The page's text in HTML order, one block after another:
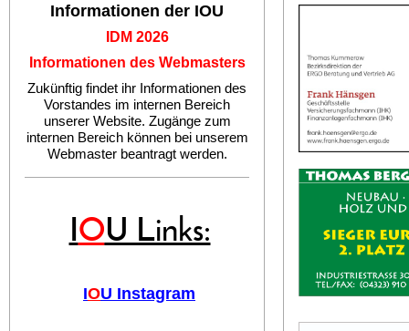
Informationen der IOU
IDM 2026
Informationen des Webmasters
Zukünftig findet ihr Informationen des
Vorstandes im internen Bereich
unserer Website. Zugänge zum
internen Bereich können bei unserem
Webmaster beantragt werden.
IOU Links:
IOU Instagram